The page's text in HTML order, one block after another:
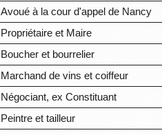
Avoué à la cour d'appel de Nancy
Propriétaire et Maire
Boucher et bourrelier
Marchand de vins et coiffeur
Négociant, ex Constituant
Peintre et tailleur